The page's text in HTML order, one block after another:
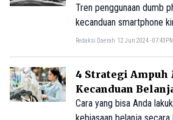
Alasannya
Tren penggunaan dumb
kecanduan smartphone
Apakah Anda tertarik
Redaksi Daerah 12 Jun 2024 - 07:43PM
4 Strategi Ampuh
Kecanduan
Cara yang bisa Anda